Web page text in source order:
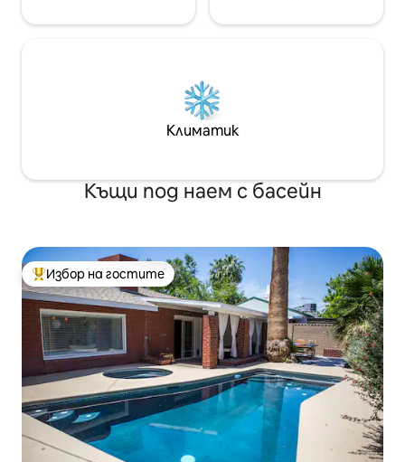
Климатик
Къщи под наем с басейн
Най-популярен избор на гостите
Избор на гостите